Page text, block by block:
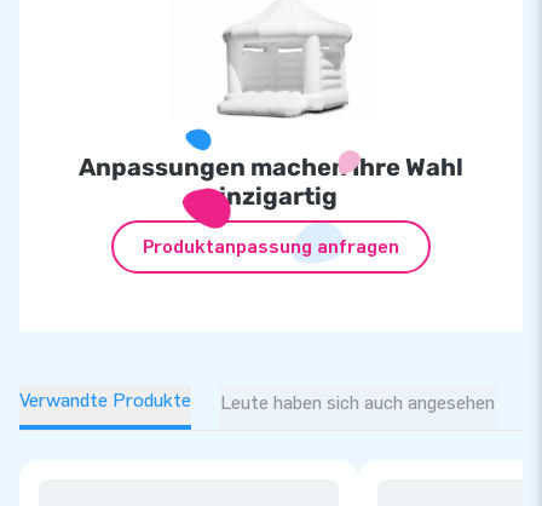
Anpassungen machen Ihre Wahl
einzigartig
Produktanpassung anfragen
Verwandte Produkte Leute haben sich auch angesehen